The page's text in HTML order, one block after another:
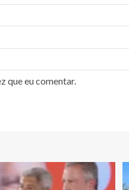
que eu comentar.